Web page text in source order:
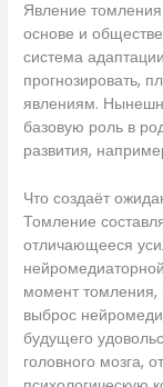
Явление
основе и
система
прогнозировать,
явлениям.
базовую роль в
развития,
Что создаёт
Томление
отличающееся
момент
выброс
будущего
головного мозга,